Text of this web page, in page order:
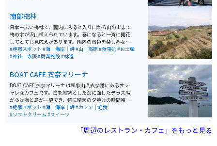
お魚の味を楽しむことが出来ます。
南部梅林
日本一広い梅林で、園内に入ると入り口から山の上まで
梅の木が沢山植えられています。春になると一斉に開花
してとても見応えがあります。園内の景色を楽しみなが
ら歩いていると丁度良い運動になります。 入り口に神社
があり、進むとイベント広場があり、更に行くと山頂か
はり寿司が売られています。駐車場では梅昆布茶や梅饅
頭、様々な種類の味付けの梅干しがお土産として売られ
ています。
#絶景スポット #海｜海岸｜岬#山｜高原#食事処 #お土産
#神社｜寺院#商業施設#林道
BOAT CAFE 衣奈マリーナ
BOAT CAFE 衣奈マリーナ は和歌山県衣奈港にあるオシ
ャレなカフェです。白を基調とした海に面したテラス席
からは海と島が一望でき、特に晴天の夕焼けの時間帯は
海と島とのコントラストが絶景です。またドリンク、ス
イーツ、食事のメニューも豊富でとても美味しいです。
#絶景スポット #海｜海岸｜岬#カフェ｜軽食
#ソフトクリーム #スイーツ
「周辺のレストラン・カフェ」をもっと見る